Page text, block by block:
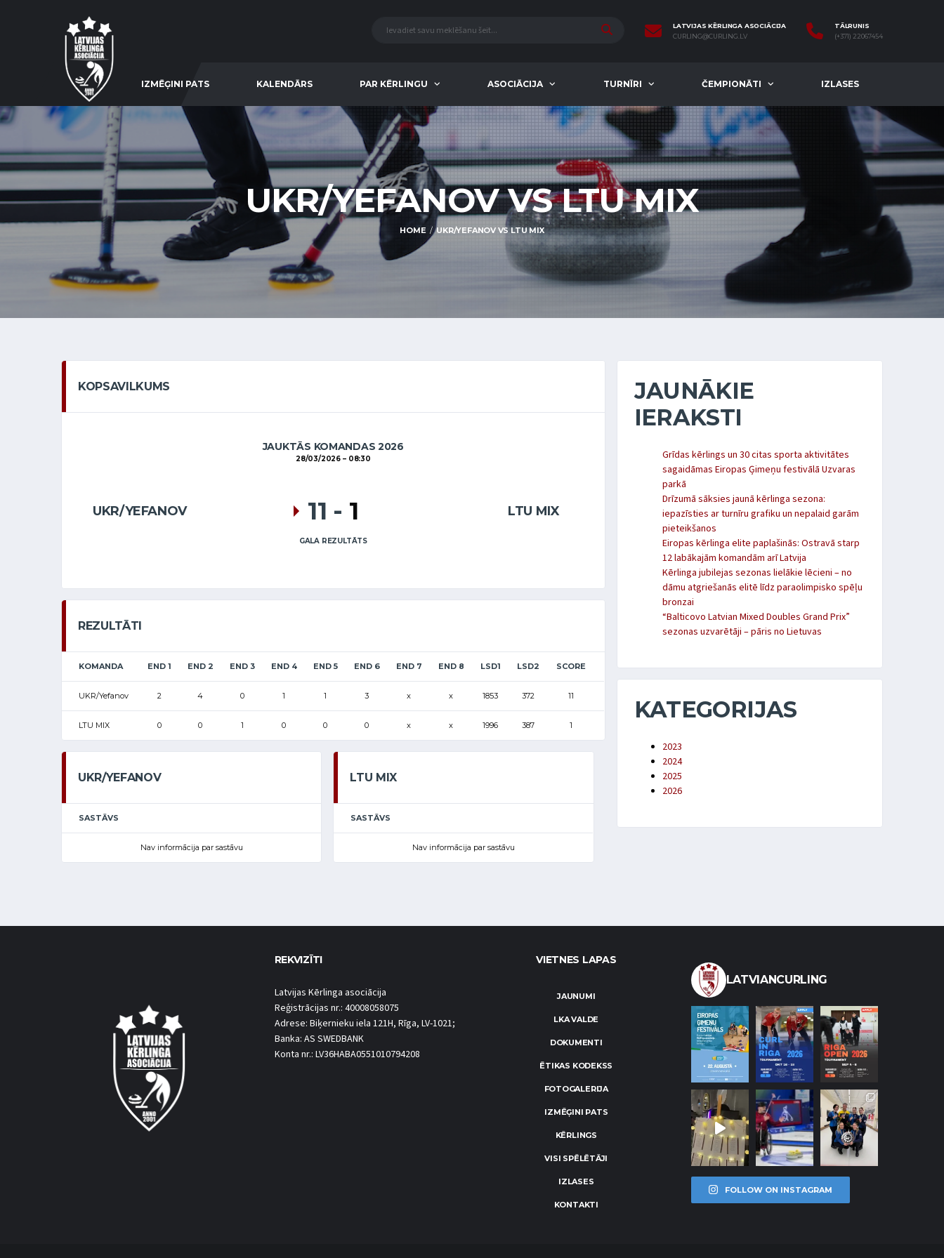
LATVIJAS KĒRLINGA ASOCIĀCIJA
CURLING@CURLING.LV
TĀLRUNIS
(+371) 22067454
IZMĒĢINI PATS KALENDĀRS PAR KĒRLINGU ASOCIĀCIJA TURNĪRI ČEMPIONĀTI IZLASES
UKR/YEFANOV VS LTU MIX
HOME UKR/YEFANOV VS LTU MIX
KOPSAVILKUMS
JAUKTĀS KOMANDAS 2026
28/03/2026 08:30
UKR/YEFANOV LTU MIX
11 - 1
GALA REZULTĀTS
REZULTĀTI
KOMANDA END 1 END 2 END 3 END 4 END 5 END 6 END 7 END 8 LSD1 LSD2 SCORE
UKR/Yefanov 2 4 0 1 1 3 x x 1853 372 11
LTU MIX 0 0 1 0 0 0 x x 1996 387 1
UKR/YEFANOV
SASTĀVS
Nav informācija par sastāvu
LTU MIX
SASTĀVS
Nav informācija par sastāvu
JAUNĀKIE
IERAKSTI
Grīdas kērlings un 30 citas sporta aktivitātes
sagaidāmas Eiropas Ģimeņu festivālā Uzvaras
parkā
Drīzumā sāksies jaunā kērlinga sezona:
iepazīsties ar turnīru grafiku un nepalaid garām
pieteikšanos
Eiropas kērlinga elite paplašinās: Ostravā starp
12 labākajām komandām arī Latvija
Kērlinga jubilejas sezonas lielākie lēcieni – no
dāmu atgriešanās elitē līdz paraolimpisko spēļu
bronzai
“Balticovo Latvian Mixed Doubles Grand Prix”
sezonas uzvarētāji – pāris no Lietuvas
KATEGORIJAS
2023
2024
2025
2026
REKVIZĪTI
Latvijas Kērlinga asociācija
Reģistrācijas nr.: 40008058075
Adrese: Biķernieku iela 121H, Rīga, LV-1021;
Banka: AS SWEDBANK
Konta nr.: LV36HABA0551010794208
VIETNES LAPAS
JAUNUMI
LKA VALDE
DOKUMENTI
ĒTIKAS KODEKSS
FOTOGALERIJA
IZMĒĢINI PATS
KĒRLINGS
VISI SPĒLĒTĀJI
IZLASES
KONTAKTI
LATVIANCURLING
FOLLOW ON INSTAGRAM